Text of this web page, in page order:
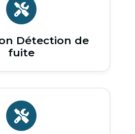
Détection de
fuite